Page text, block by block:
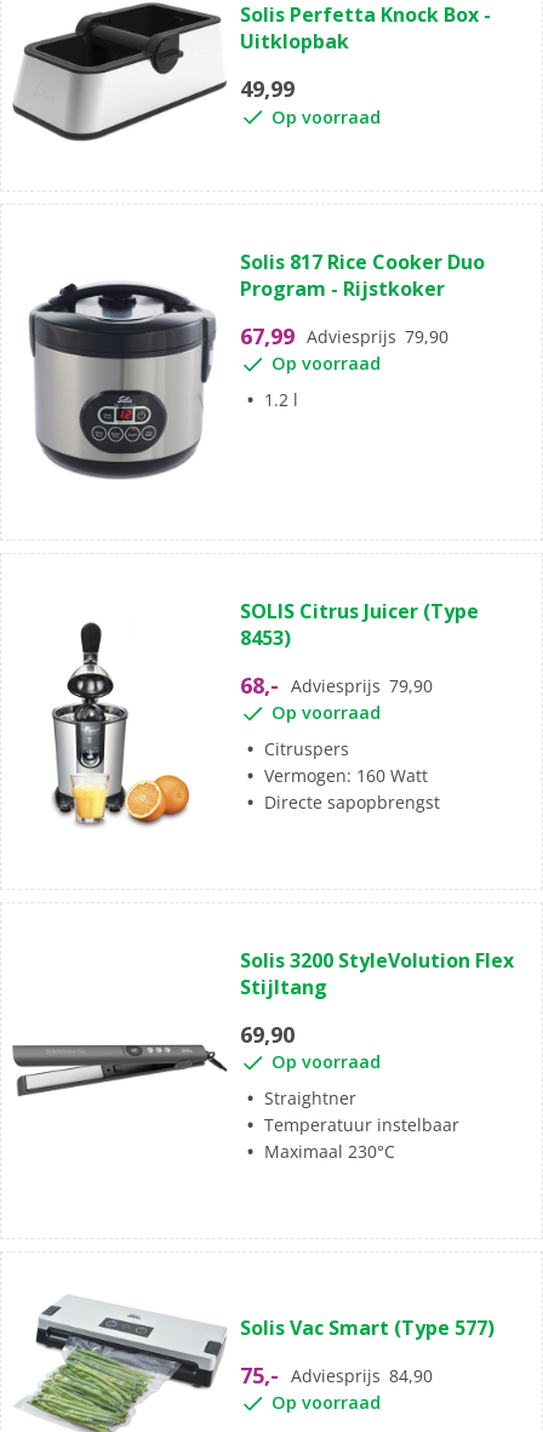
Solis Perfetta Knock Box -
Uitklopbak
49,99
Op voorraad
Solis 817 Rice Cooker Duo
Program - Rijstkoker
67,99 Adviesprijs 79,90
Op voorraad
1.2 l
SOLIS Citrus Juicer (Type
8453)
68,- Adviesprijs 79,90
Op voorraad
Citruspers
Vermogen: 160 Watt
Directe sapopbrengst
Solis 3200 StyleVolution Flex
Stijltang
69,90
Op voorraad
Straightner
Temperatuur instelbaar
Maximaal 230°C
Solis Vac Smart (Type 577)
75,- Adviesprijs 84,90
Op voorraad